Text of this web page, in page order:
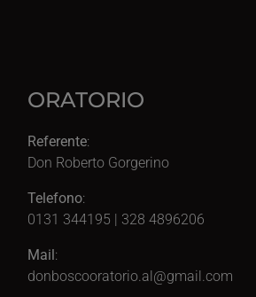
ORATORIO
Referente:
Don Roberto Gorgerino
Telefono:
0131 344195 | 328 4896206
Mail:
donboscooratorio.al@gmail.com